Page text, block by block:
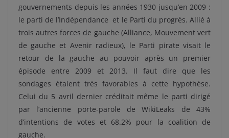
gouvernements depuis les années 1930 jusqu’en 2009 :
le parti de l’Indépendance et le Parti du progrès. Allié à
trois autres forces de gauche (Alliance, Mouvement vert
de gauche et Avenir radieux), le Parti pirate visait le
retour de la gauche au pouvoir après un premier
épisode entre 2009 et 2013. Il faut dire que les
sondages étaient très favorables à cette hypothèse.
Celui du 5 avril dernier créditait même le parti dirigé
par l’ancienne porte-parole de WikiLeaks de 43%
d’intentions de votes et 68.2% pour la coalition de
gauche.